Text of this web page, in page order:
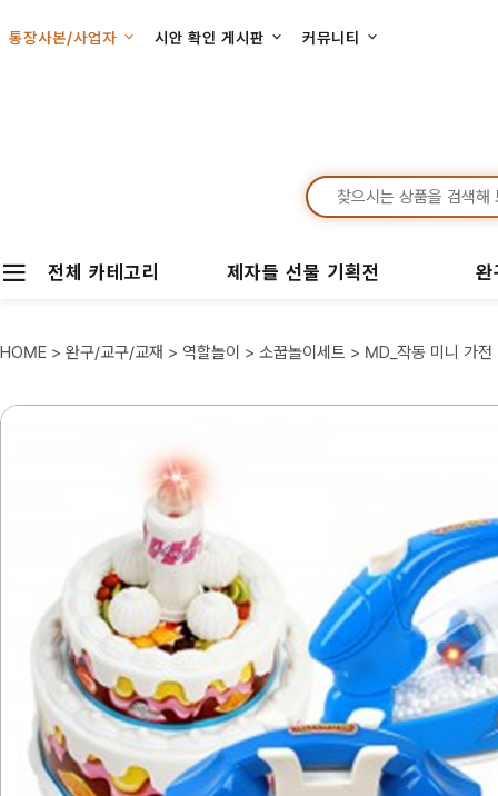
통장사본/사업자 시안 확인 게시판 커뮤니티
전체 카테고리 제자들 선물 기획전
HOME > 완구/교구/교재 > 역할놀이 > 소꿉놀이세트 > MD_작동 미니 가